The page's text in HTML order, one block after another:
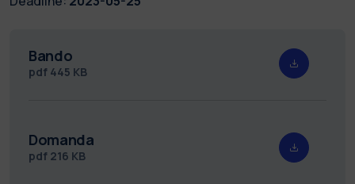
Bando
pdf 445 KB
Domanda
pdf 216 KB